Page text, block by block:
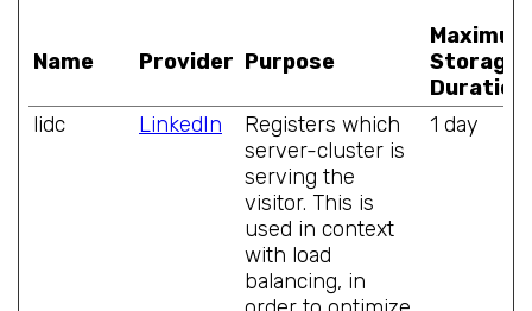
Name Provider Purpose
Maximum
Storage
Duration
lidc
LinkedIn
Registers which
server-cluster is
serving the
visitor. This is
used in context
with load
balancing, in
1 day